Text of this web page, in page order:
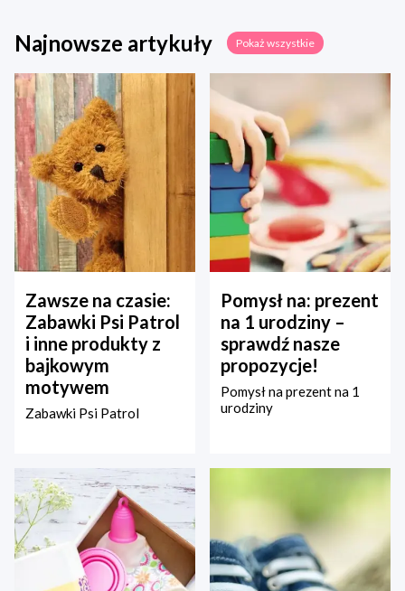
Najnowsze artykuły Pokaż wszystkie
Zawsze na czasie:
Zabawki Psi Patrol
i inne produkty z
bajkowym
motywem
Zabawki Psi Patrol
Pomysł na: prezent
na 1 urodziny –
sprawdź nasze
propozycje!
Pomysł na prezent na 1
urodziny